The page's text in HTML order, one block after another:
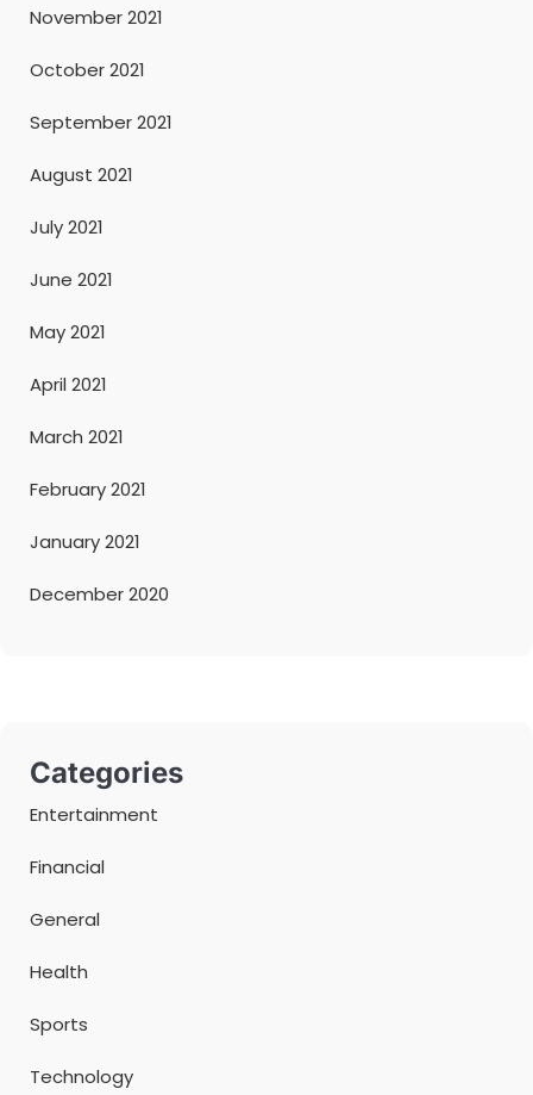
November 2021
October 2021
September 2021
August 2021
July 2021
June 2021
May 2021
April 2021
March 2021
February 2021
January 2021
December 2020
Categories
Entertainment
Financial
General
Health
Sports
Technology